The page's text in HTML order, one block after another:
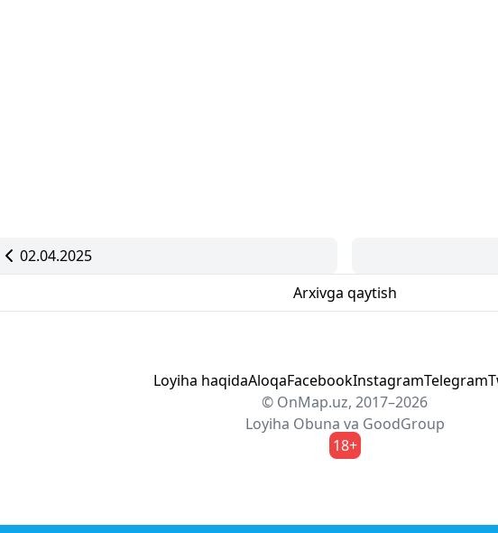
02.04.2025
Arxivga qaytish
Loyiha haqidaAloqaFacebookInstagramTelegram
© OnMap.uz, 2017–2026
Loyiha Obuna va GoodGroup
18+